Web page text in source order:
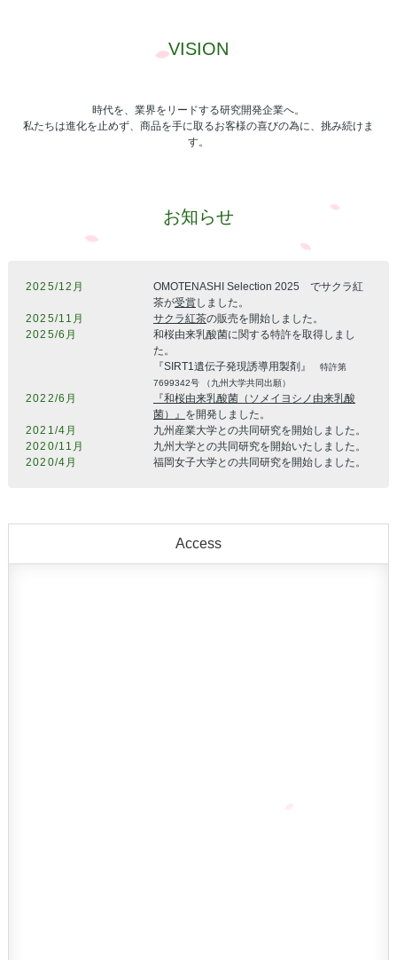
VISION
時代を、業界をリードする研究開発企業へ。
私たちは進化を止めず、商品を手に取るお客様の喜びの為に、挑み続けま
す。
お知らせ
2025/12月
OMOTENASHI Selection 2025 でサクラ紅
茶が受賞しました。
2025/11月
サクラ紅茶の販売を開始しました。
2025/6月
和桜由来乳酸菌に関する特許を取得しまし
た。
『SIRT1遺伝子発現誘導用製剤』
特許第
7699342号 （九州大学共同出願）
2022/6月
『和桜由来乳酸菌（ソメイヨシノ由来乳酸
菌）』 を開発しました。
2021/4月
九州産業大学との共同研究を開始しました。
2020/11月
九州大学との共同研究を開始いたしました。
2020/4月
福岡女子大学との共同研究を開始しました。
Access